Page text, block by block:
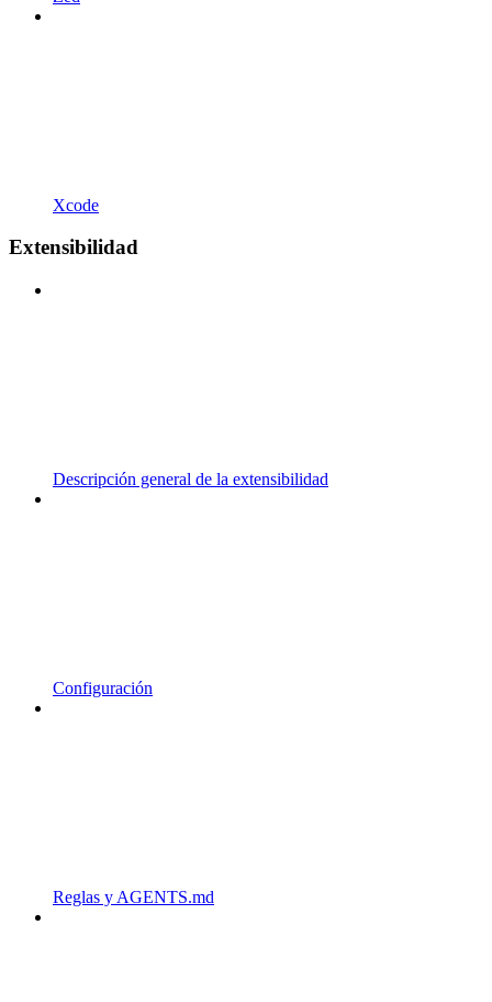
Xcode
Extensibilidad
Descripción general de la extensibilidad
Configuración
Reglas y AGENTS.md